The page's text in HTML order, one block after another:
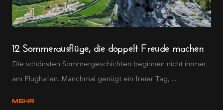
12 Sommerausflüge, die doppelt Freude machen
Die schönsten Sommergeschichten beginnen nicht immer
am Flughafen. Manchmal genügt ein freier Tag, ...
MEHR